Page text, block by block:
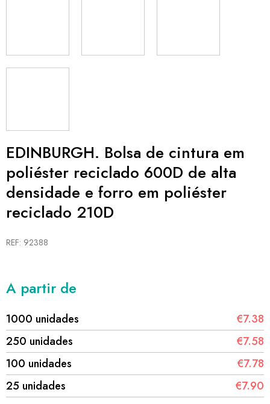
EDINBURGH. Bolsa de cintura em
poliéster reciclado 600D de alta
densidade e forro em poliéster
reciclado 210D
REF: 92388
A partir de
1000 unidades
€7.38
250 unidades
€7.58
100 unidades
€7.78
25 unidades
€7.90